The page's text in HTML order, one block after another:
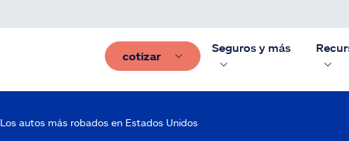
cotizar
Seguros y más
Los autos más robados en Estados Unidos